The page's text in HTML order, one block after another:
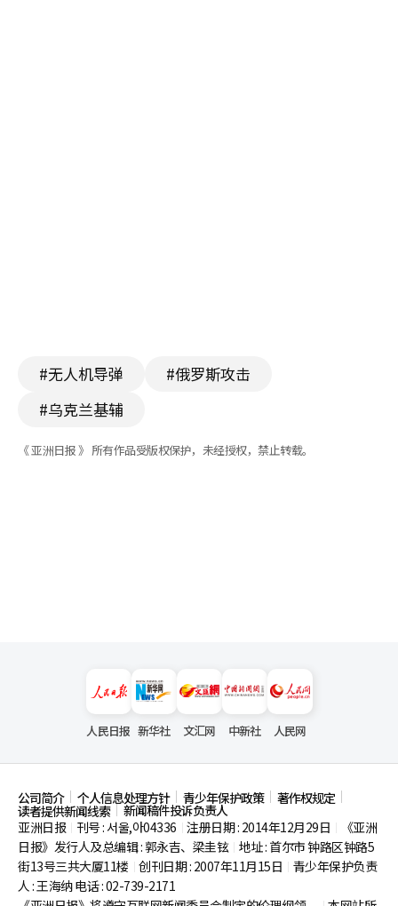
#无人机导弹
#俄罗斯攻击
#乌克兰基辅
《 亚洲日报 》 所有作品受版权保护，未经授权，禁止转载。
人民日报 新华社 文汇网 中新社 人民网
公司简介 个人信息处理方针 青少年保护政策 著作权规定
读者提供新闻线索
新闻稿件投诉负责人
亚洲日报
刊号 : 서울,아04336 注册日期 : 2014年12月29日
《亚洲
日报》发行人及总编辑 : 郭永吉、梁圭铉 地址 : 首尔市钟路区钟路5
街13号三共大厦11楼 创刊日期 : 2007年11月15日
青少年保护负责
人 : 王海纳 电话 : 02-739-2171